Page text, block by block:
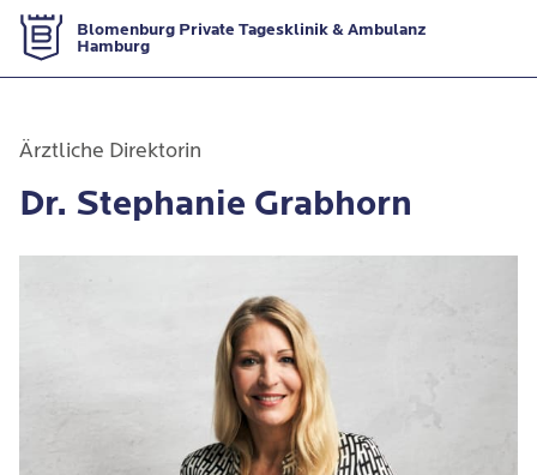
Zur Startseite
Blomenburg Private Tagesklinik & Ambulanz
Hamburg
Ärztliche Direktorin
Dr. Stephanie Grabhorn